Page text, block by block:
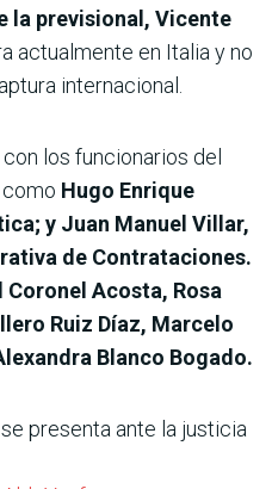
la previsional, Vicente
actualmente en Italia y no
internacional.
los funcionarios del
Hugo Enrique
y Juan Manuel Villar,
de Contrataciones.
Coronel Acosta, Rosa
Ruiz Díaz, Marcelo
Blanco Bogado.
presenta ante la justicia